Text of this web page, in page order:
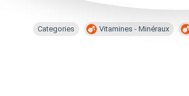
Categories Vitamines - Minéraux